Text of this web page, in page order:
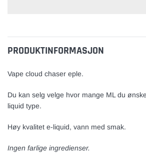
til
vare
PRODUKTINFORMASJON
Vape cloud chaser eple.
Du kan selg velge hvor mange ML du
liquid type.
Høy kvalitet e-liquid, vann med smak.
Ingen farlige ingredienser.